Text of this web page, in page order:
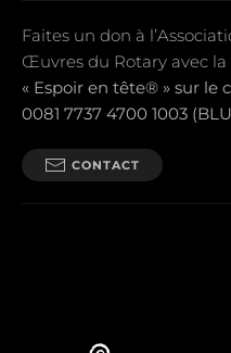
Faites un don à
Œuvres du Rotary avec
« Espoir en tête® » sur le
0081 7737 4700 1003
CONTACT